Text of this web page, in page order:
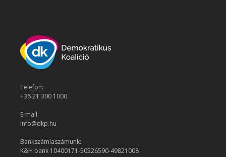
Telefon:
+36 21 300 1000
E-mail:
info@dkp.hu
Bankszámlaszámunk:
K&H bank 10400171-50526590-49821008